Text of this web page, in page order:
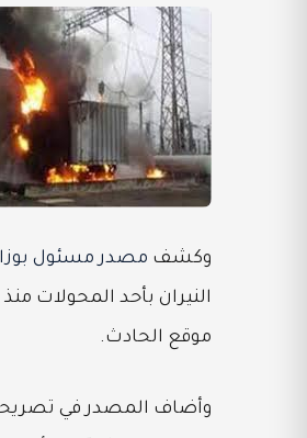
وكشف مصدر مسئول
موقع الحادث.
وأضاف المصدر في